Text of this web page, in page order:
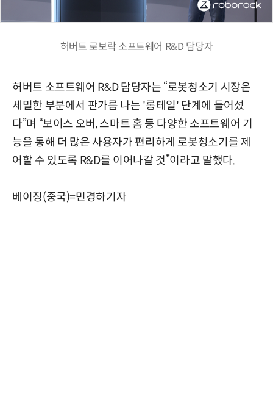
허버트 로보락 소프트웨어 R&D 담당자
허버트 소프트웨어 R&D 담당자는 “로봇청소기 시장은
세밀한 부분에서 판가름 나는 '롱테일' 단계에 들어섰
다”며 “보이스 오버, 스마트 홈 등 다양한 소프트웨어 기
능을 통해 더 많은 사용자가 편리하게 로봇청소기를 제
어할 수 있도록 R&D를 이어나갈 것”이라고 말했다.
베이징(중국)=민경하기자